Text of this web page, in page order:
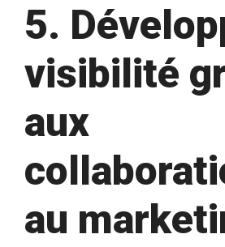
5.
visibilité
aux
au